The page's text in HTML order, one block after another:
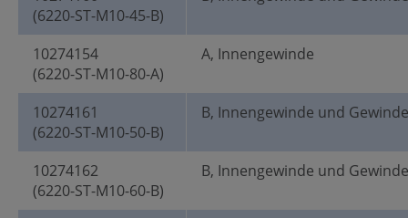
(6220-ST-M10-45-B)
10274154
(6220-ST-M10-80-A)
A, Innengewinde
10274161
(6220-ST-M10-50-B)
B, Innengewinde und
10274162
(6220-ST-M10-60-B)
B, Innengewinde und